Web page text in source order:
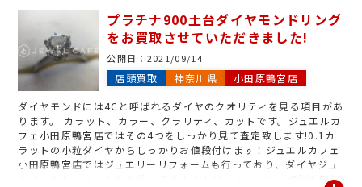
に響いて来るものは、カラーとクラリティです。もちろんどれも大
事ですが、カラーグレードの低い黄ばんだダイヤや透明度が少なく
インクルージョン(内包物)があるダイヤは希少価値が下がってしま
い査定額にも大きく影響してしまいます。その為、昔ながらの立爪
リングや使わなくなってしまったダイヤジュエリーはなるべくお早
めにお持ち頂くことをおススメ致します！査定はいつでも無料で行
っておりますので、使わないお品物や気になるお品物御座いました
ら是非ジュエルカフェ小田原鴨宮店の無料査定をご利用下さいま
せ！
プラチナ900土台ダイヤモンドリング
をお買取させていただきました!
公開日： 2021/09/14
店頭買取 神奈川県 小田原鴨宮店
ダイヤモンドには4Cと呼ばれるダイヤのクオリティを見る項目があ
ります。 カラット、カラー、クラリティ、カットです。ジュエルカ
フェ小田原鴨宮店ではその4つをしっかり見て査定致します!0.1カ
ラットの小粒ダイヤからしっかりお値段付けます！ジュエルカフェ
小田原鴨宮店ではジュエリーリフォームも行っており、ダイヤジュ
エリーのリフォームもお得にできます！リフォームのご相談も無料